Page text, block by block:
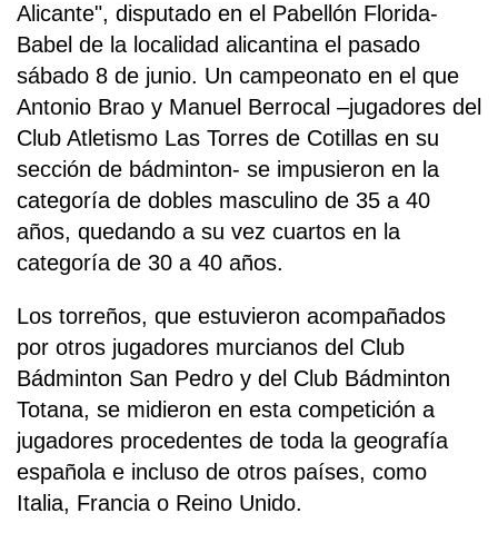
Alicante", disputado en el Pabellón Florida-
Babel de la localidad alicantina el pasado
sábado 8 de junio. Un campeonato en el que
Antonio Brao y Manuel Berrocal –jugadores del
Club Atletismo Las Torres de Cotillas en su
sección de bádminton- se impusieron en la
categoría de dobles masculino de 35 a 40
años, quedando a su vez cuartos en la
categoría de 30 a 40 años.
Los torreños, que estuvieron acompañados
por otros jugadores murcianos del Club
Bádminton San Pedro y del Club Bádminton
Totana, se midieron en esta competición a
jugadores procedentes de toda la geografía
española e incluso de otros países, como
Italia, Francia o Reino Unido.